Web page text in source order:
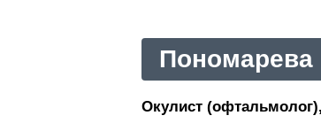
Пономарева
Окулист